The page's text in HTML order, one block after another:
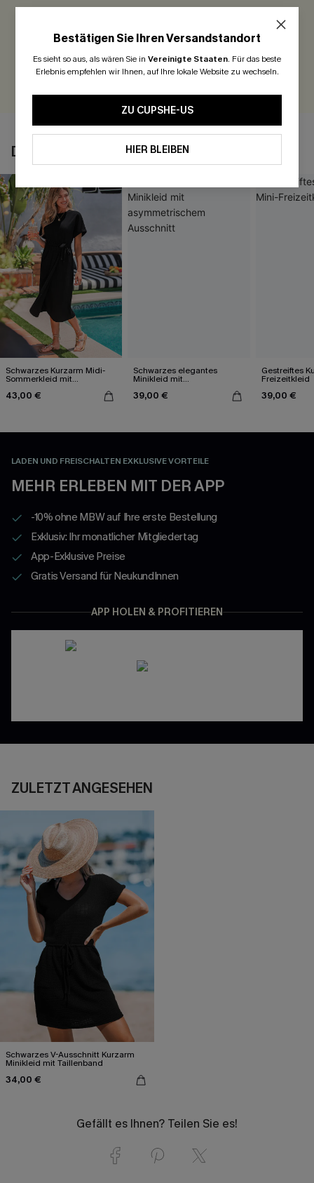
Seien Sie der Erste, der bewertet
BEWERTEN
DAS KÖNNTE IHNEN AUCH GEFALLEN
Schwarzes Kurzarm Midi-
Sommerkleid mit
43,00 €
Schwarzes elegantes
Minikleid mit
Ausschnitt
39,00 €
Gestreiftes
Freizeitkleid
39,00 €
LADEN UND FREISCHALTEN EXKLUSIVE VORTEILE
MEHR ERLEBEN MIT DER APP
-10% ohne MBW auf Ihre erste Bestellung
Exklusiv: Ihr monatlicher Mitgliedertag
App-Exklusive Preise
Gratis Versand für NeukundInnen
APP HOLEN & PROFITIEREN
ZULETZT ANGESEHEN
Schwarzes V-Ausschnitt Kurzarm
Minikleid mit Taillenband
34,00 €
Gefällt es Ihnen? Teilen Sie es!
Bestätigen Sie Ihren Versandstandort
Es sieht so aus, als wären Sie in Vereinigte Staaten. Für das beste
Erlebnis empfehlen wir Ihnen, auf Ihre lokale Website zu wechseln.
ZU CUPSHE-US
HIER BLEIBEN